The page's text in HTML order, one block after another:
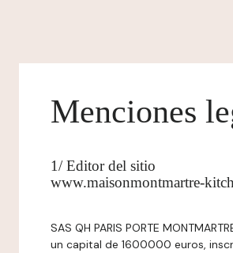
Menciones
1/ Editor del sitio
www.maisonmontmartre-
SAS QH PARIS PORTE
un capital de 1600000 euros,